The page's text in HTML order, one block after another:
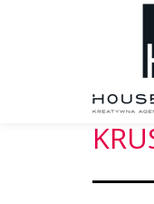
DZIAŁKA